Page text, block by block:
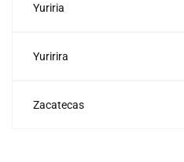
Yuriria
Yuririra
Zacatecas